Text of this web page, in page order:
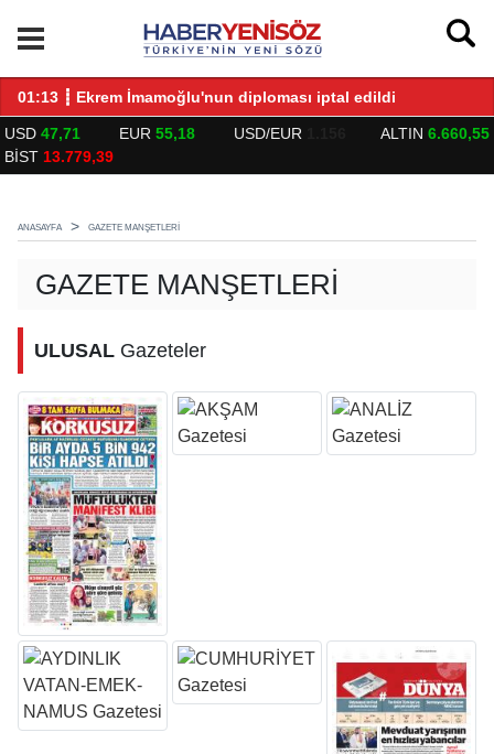
BULUŞTU
01:13 ┋ Ekrem İmamoğlu'nun diploması iptal edildi
USD 47,71 EUR 55,18 USD/EUR ALTIN 6.660,55
BİST 13.779,39
ANASAYFA GAZETE MANŞETLERI
GAZETE MANŞETLERI
ULUSAL Gazeteler